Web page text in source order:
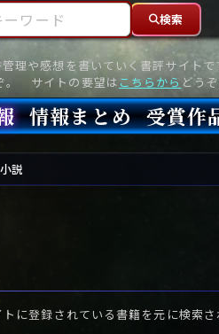
理や感想を書いていく書評サイトで
。 サイトの要望は こちらから どうぞ
ード
検索
価
)発売
)発売
月)発売
情報まとめ
『本格ミステリベスト』
『本格ミステリベスト』(
『このミステリーがすご
『このミステリーがすご
『ミステリが読みたい!』
『ミステリが読みたい!』(
『週刊文春ミステリーベ
『週刊文春ミステリーベ
本格ミステリ・エターナ
本格ミステリ・ディケイ
本格ミステリ・クロニク
ミステリー・リーグ
東西ミステリーベスト
東西ミステリーベスト
その他をもっとみる
受賞作
日本推
本格ミ
鮎川哲
横溝正
江戸川
メフィ
『この
アンソ
エドガ
ゴール
バリー
ガラス
その他
説
に登録されている書籍を元に検索さ